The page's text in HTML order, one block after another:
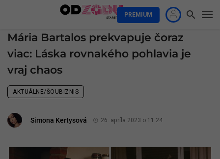
PREMIUM
Mária Bartalos prekvapuje čoraz
viac: Láska rovnakého pohlavia je
vraj chaos
AKTUÁLNE/ŠOUBIZNIS
Simona Kertysová 26. apríla 2023 o 11:24